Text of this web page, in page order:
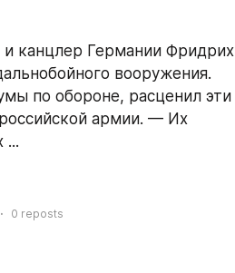
канцлер Германии Фридрих
вооружения.
по обороне, расценил эти
армии. — Их
...
0 reposts